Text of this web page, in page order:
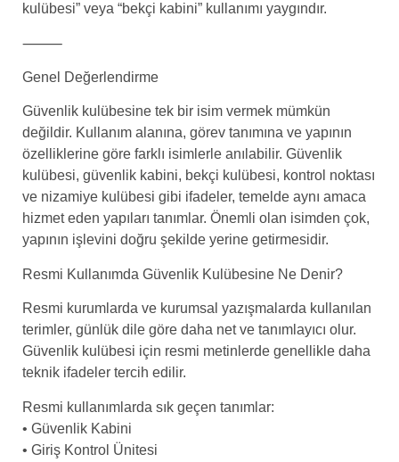
kulübesi” veya “bekçi kabini” kullanımı yaygındır.
⸻
Genel Değerlendirme
Güvenlik kulübesine tek bir isim vermek mümkün
değildir. Kullanım alanına, görev tanımına ve yapının
özelliklerine göre farklı isimlerle anılabilir. Güvenlik
kulübesi, güvenlik kabini, bekçi kulübesi, kontrol noktası
ve nizamiye kulübesi gibi ifadeler, temelde aynı amaca
hizmet eden yapıları tanımlar. Önemli olan isimden çok,
yapının işlevini doğru şekilde yerine getirmesidir.
Resmi Kullanımda Güvenlik Kulübesine Ne Denir?
Resmi kurumlarda ve kurumsal yazışmalarda kullanılan
terimler, günlük dile göre daha net ve tanımlayıcı olur.
Güvenlik kulübesi için resmi metinlerde genellikle daha
teknik ifadeler tercih edilir.
Resmi kullanımlarda sık geçen tanımlar:
• Güvenlik Kabini
• Giriş Kontrol Ünitesi